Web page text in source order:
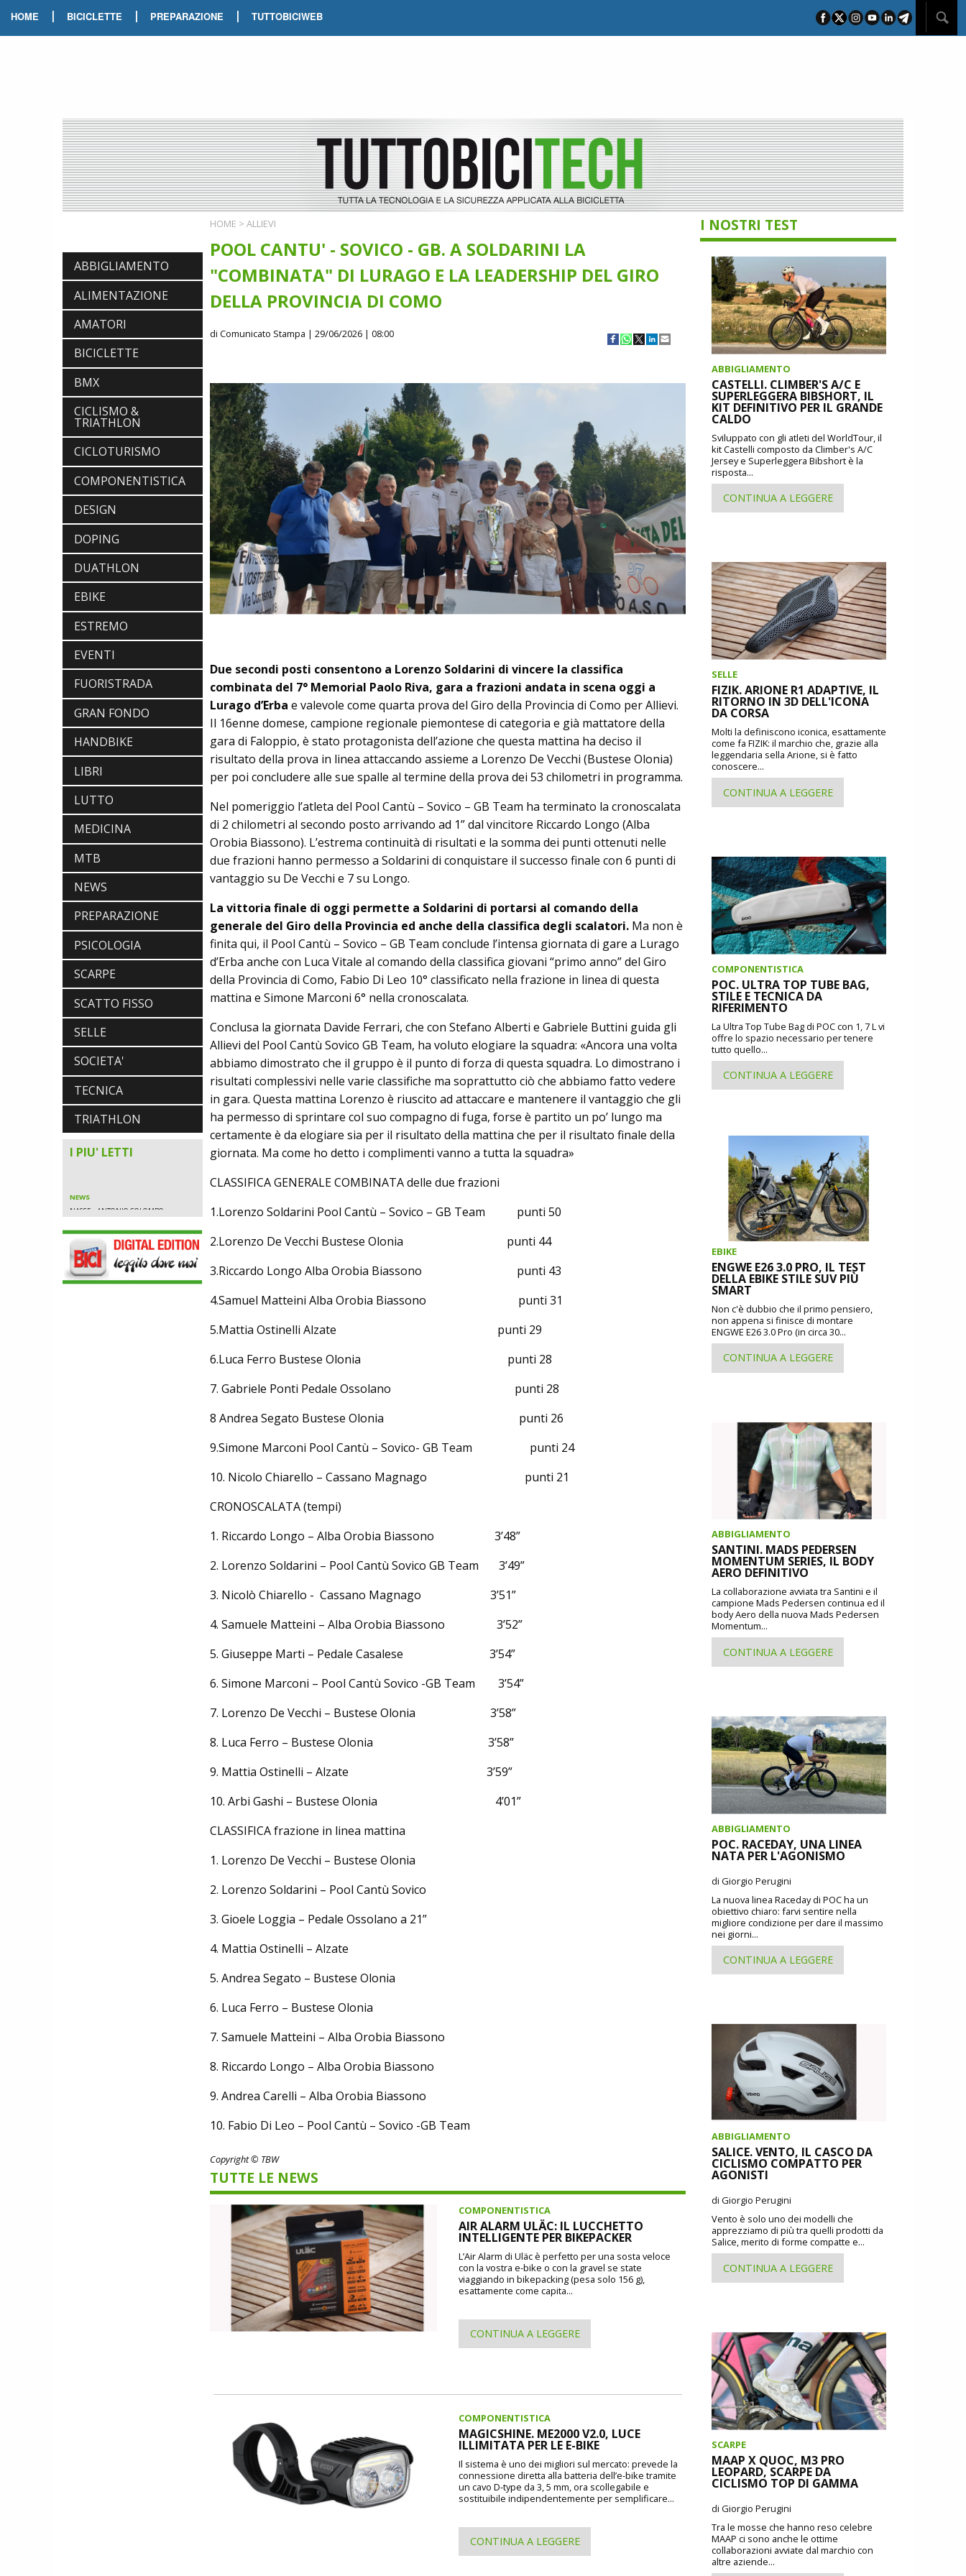
HOME | BICICLETTE | PREPARAZIONE | TUTTOBICIWEB
ABBIGLIAMENTO
ALIMENTAZIONE
AMATORI
BICICLETTE
BMX
CICLISMO &
TRIATHLON
CICLOTURISMO
COMPONENTISTICA
DESIGN
DOPING
DUATHLON
EBIKE
ESTREMO
EVENTI
FUORISTRADA
GRAN FONDO
HANDBIKE
LIBRI
LUTTO
MEDICINA
MTB
NEWS
PREPARAZIONE
PSICOLOGIA
SCARPE
SCATTO FISSO
SELLE
SOCIETA'
TECNICA
TRIATHLON
I PIU' LETTI
NASCE «ANTONIO COLOMBO
DELL'INNOVAZIONE NEL CICLISMO
NASCE «ANTONIO COLOMBO
INNOVATION & DESIGN AWARD»: A
DELL'INNOVAZIONE NEL CICLISMO
HOME > ALLIEVI
POOL CANTU' - SOVICO - GB. A SOLDARINI LA
"COMBINATA" DI LURAGO E LA LEADERSHIP DEL GIRO
DELLA PROVINCIA DI COMO
di Comunicato Stampa | 29/06/2026 | 08:00
Due secondi posti consentono a Lorenzo Soldarini di vincere la classifica
combinata del 7° Memorial Paolo Riva, gara a frazioni andata in scena oggi a
Lurago d’Erba e valevole come quarta prova del Giro della Provincia di Como per Allievi.
Il 16enne domese, campione regionale piemontese di categoria e già mattatore della
gara di Faloppio, è stato protagonista dell’azione che questa mattina ha deciso il
risultato della prova in linea attaccando assieme a Lorenzo De Vecchi (Bustese Olonia)
per poi concludere alle sue spalle al termine della prova dei 53 chilometri in programma.
Nel pomeriggio l’atleta del Pool Cantù – Sovico – GB Team ha terminato la cronoscalata
di 2 chilometri al secondo posto arrivando ad 1” dal vincitore Riccardo Longo (Alba
Orobia Biassono). L’estrema continuità di risultati e la somma dei punti ottenuti nelle
due frazioni hanno permesso a Soldarini di conquistare il successo finale con 6 punti di
vantaggio su De Vecchi e 7 su Longo.
La vittoria finale di oggi permette a Soldarini di portarsi al comando della
generale del Giro della Provincia ed anche della classifica degli scalatori. Ma non è
finita qui, il Pool Cantù – Sovico – GB Team conclude l’intensa giornata di gare a Lurago
d’Erba anche con Luca Vitale al comando della classifica giovani “primo anno” del Giro
della Provincia di Como, Fabio Di Leo 10° classificato nella frazione in linea di questa
mattina e Simone Marconi 6° nella cronoscalata.
Conclusa la giornata Davide Ferrari, che con Stefano Alberti e Gabriele Buttini guida gli
Allievi del Pool Cantù Sovico GB Team, ha voluto elogiare la squadra: «Ancora una volta
abbiamo dimostrato che il gruppo è il punto di forza di questa squadra. Lo dimostrano i
risultati complessivi nelle varie classifiche ma soprattutto ciò che abbiamo fatto vedere
in gara. Questa mattina Lorenzo è riuscito ad attaccare e mantenere il vantaggio che gli
ha permesso di sprintare col suo compagno di fuga, forse è partito un po’ lungo ma
certamente è da elogiare sia per il risultato della mattina che per il risultato finale della
giornata. Ma come ho detto i complimenti vanno a tutta la squadra»
CLASSIFICA GENERALE COMBINATA delle due frazioni
1.Lorenzo Soldarini Pool Cantù – Sovico – GB Team punti 50
2.Lorenzo De Vecchi Bustese Olonia punti 44
3.Riccardo Longo Alba Orobia Biassono punti 43
4.Samuel Matteini Alba Orobia Biassono punti 31
5.Mattia Ostinelli Alzate punti 29
6.Luca Ferro Bustese Olonia punti 28
7. Gabriele Ponti Pedale Ossolano punti 28
8 Andrea Segato Bustese Olonia punti 26
9.Simone Marconi Pool Cantù – Sovico- GB Team punti 24
10. Nicolo Chiarello – Cassano Magnago punti 21
CRONOSCALATA (tempi)
1. Riccardo Longo – Alba Orobia Biassono 3’48”
2. Lorenzo Soldarini – Pool Cantù Sovico GB Team 3’49”
3. Nicolò Chiarello - Cassano Magnago 3’51”
4. Samuele Matteini – Alba Orobia Biassono 3’52”
5. Giuseppe Marti – Pedale Casalese 3’54”
6. Simone Marconi – Pool Cantù Sovico -GB Team 3’54”
7. Lorenzo De Vecchi – Bustese Olonia 3’58”
8. Luca Ferro – Bustese Olonia 3’58”
9. Mattia Ostinelli – Alzate 3’59”
10. Arbi Gashi – Bustese Olonia 4’01”
CLASSIFICA frazione in linea mattina
1. Lorenzo De Vecchi – Bustese Olonia
2. Lorenzo Soldarini – Pool Cantù Sovico
3. Gioele Loggia – Pedale Ossolano a 21”
4. Mattia Ostinelli – Alzate
5. Andrea Segato – Bustese Olonia
6. Luca Ferro – Bustese Olonia
7. Samuele Matteini – Alba Orobia Biassono
8. Riccardo Longo – Alba Orobia Biassono
9. Andrea Carelli – Alba Orobia Biassono
10. Fabio Di Leo – Pool Cantù – Sovico -GB Team
Copyright © TBW
TUTTE LE NEWS
COMPONENTISTICA
AIR ALARM ULÄC: IL LUCCHETTO
INTELLIGENTE PER BIKEPACKER
L’Air Alarm di Uläc è perfetto per una sosta veloce
con la vostra e-bike o con la gravel se state
viaggiando in bikepacking (pesa solo 156 g),
esattamente come capita...
CONTINUA A LEGGERE
COMPONENTISTICA
MAGICSHINE. ME2000 V2.0, LUCE
ILLIMITATA PER LE E-BIKE
Il sistema è uno dei migliori sul mercato: prevede la
connessione diretta alla batteria dell’e-bike tramite
un cavo D-type da 3, 5 mm, ora scollegabile e
sostituibile indipendentemente per semplificare...
CONTINUA A LEGGERE
I NOSTRI TEST
ABBIGLIAMENTO
CASTELLI. CLIMBER'S A/C E
SUPERLEGGERA BIBSHORT, IL
KIT DEFINITIVO PER IL GRANDE
CALDO
Sviluppato con gli atleti del WorldTour, il
kit Castelli composto da Climber's A/C
Jersey e Superleggera Bibshort è la
risposta...
CONTINUA A LEGGERE
SELLE
FIZIK. ARIONE R1 ADAPTIVE, IL
RITORNO IN 3D DELL'ICONA
DA CORSA
Molti la definiscono iconica, esattamente
come fa FIZIK: il marchio che, grazie alla
leggendaria sella Arione, si è fatto
conoscere...
CONTINUA A LEGGERE
COMPONENTISTICA
POC. ULTRA TOP TUBE BAG,
STILE E TECNICA DA
RIFERIMENTO
La Ultra Top Tube Bag di POC con 1, 7 L vi
offre lo spazio necessario per tenere
tutto quello...
CONTINUA A LEGGERE
EBIKE
ENGWE E26 3.0 PRO, IL TEST
DELLA EBIKE STILE SUV PIÙ
SMART
Non c'è dubbio che il primo pensiero,
non appena si finisce di montare
ENGWE E26 3.0 Pro (in circa 30...
CONTINUA A LEGGERE
ABBIGLIAMENTO
SANTINI. MADS PEDERSEN
MOMENTUM SERIES, IL BODY
AERO DEFINITIVO
La collaborazione avviata tra Santini e il
campione Mads Pedersen continua ed il
body Aero della nuova Mads Pedersen
Momentum...
CONTINUA A LEGGERE
ABBIGLIAMENTO
POC. RACEDAY, UNA LINEA
NATA PER L'AGONISMO
di Giorgio Perugini
La nuova linea Raceday di POC ha un
obiettivo chiaro: farvi sentire nella
migliore condizione per dare il massimo
nei giorni...
CONTINUA A LEGGERE
ABBIGLIAMENTO
SALICE. VENTO, IL CASCO DA
CICLISMO COMPATTO PER
AGONISTI
di Giorgio Perugini
Vento è solo uno dei modelli che
apprezziamo di più tra quelli prodotti da
Salice, merito di forme compatte e...
CONTINUA A LEGGERE
SCARPE
MAAP X QUOC, M3 PRO
LEOPARD, SCARPE DA
CICLISMO TOP DI GAMMA
di Giorgio Perugini
Tra le mosse che hanno reso celebre
MAAP ci sono anche le ottime
collaborazioni avviate dal marchio con
altre aziende...